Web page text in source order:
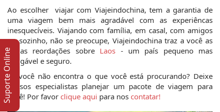
Ao escolher  viajar com Viajeindochina, tem a garantia de
uma viagem bem mais agradável com as experiêncas
inesquecíveis. Viajando com família, em casal, com amigos
ou sozinho, não se preocupe, Viajeindochina traz a você as
lindas reordações sobre Laos - um país pequeno mas
amigável e seguro.
Se você não encontra o que você está procurando? Deixe
nossos especialistas planejar um pacote de viagem para
você! Por favor clique aqui para nos contatar!
Suporte Online